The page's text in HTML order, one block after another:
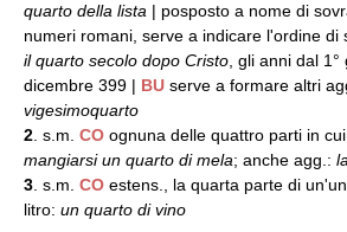
quarto della lista | posposto a nome di
numeri romani, serve a indicare l'ordine di
il quarto secolo dopo Cristo , gli anni dal
dicembre 399 | BU serve a formare altri
vigesimoquarto
2 . s.m. CO ognuna delle quattro parti in
mangiarsi un quarto di mela; anche agg.:
3 . s.m. CO estens., la quarta parte di
litro: un quarto di vino